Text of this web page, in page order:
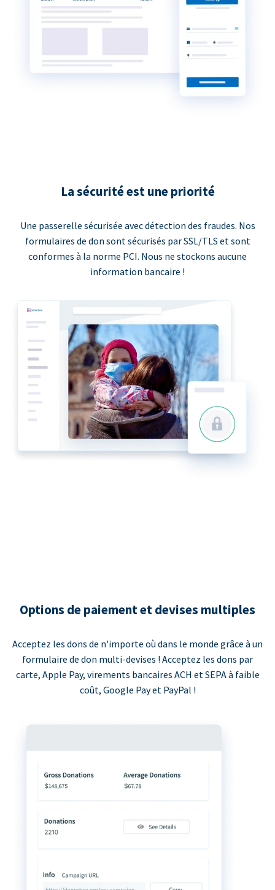
La sécurité est une priorité
Une passerelle sécurisée avec détection des fraudes. Nos
formulaires de don sont sécurisés par SSL/TLS et sont
conformes à la norme PCI. Nous ne stockons aucune
information bancaire !
Options de paiement et devises multiples
Acceptez les dons de n'importe où dans le monde grâce à un
formulaire de don multi-devises ! Acceptez les dons par
carte, Apple Pay, virements bancaires ACH et SEPA à faible
coût, Google Pay et PayPal !